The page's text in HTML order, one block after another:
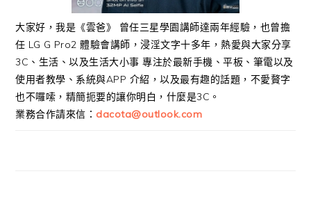
大家好，我是《雲爸》 曾任三星學園講師達兩年經驗，也曾擔
任 LG G Pro2 體驗會講師，浸淫文字十多年，熱愛與大家分享
3C、生活、以及生活大小事 專注於最新手機、平板、筆電以及
使用者教學、系統與APP 介紹，以及最有趣的話題，不愛贅字
也不囉嗦，精簡扼要的讓你明白，什麼是3C。
業務合作請來信： dacota@outlook.com